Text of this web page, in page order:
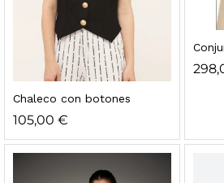
Chaleco con botones
105,00 €